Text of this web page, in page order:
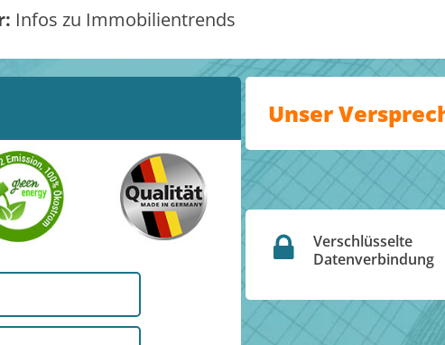
Infos zu Immobilientrends
Unser
Verschlüsselte
Datenverbindung